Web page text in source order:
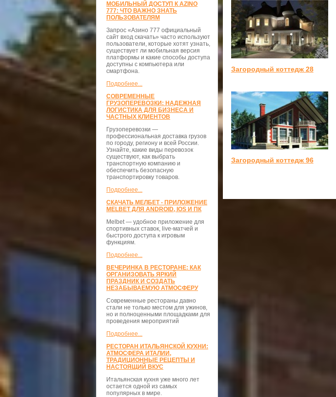
МОБИЛЬНЫЙ ДОСТУП К AZINO
777: ЧТО ВАЖНО ЗНАТЬ
ПОЛЬЗОВАТЕЛЯМ
Запрос «Азино 777 официальный
сайт вход скачать» часто используют
пользователи, которые хотят узнать,
существует ли мобильная версия
платформы и какие способы доступа
доступны с компьютера или
смартфона.
Подробнее...
СОВРЕМЕННЫЕ
ГРУЗОПЕРЕВОЗКИ: НАДЕЖНАЯ
ЛОГИСТИКА ДЛЯ БИЗНЕСА И
ЧАСТНЫХ КЛИЕНТОВ
Грузоперевозки —
профессиональная доставка грузов
по городу, региону и всей России.
Узнайте, какие виды перевозок
существуют, как выбрать
транспортную компанию и
обеспечить безопасную
транспортировку товаров.
Подробнее...
СКАЧАТЬ МЕЛБЕТ - ПРИЛОЖЕНИЕ
MELBET ДЛЯ ANDROID, IOS И ПК
Melbet — удобное приложение для
спортивных ставок, live-матчей и
быстрого доступа к игровым
функциям.
Подробнее...
ВЕЧЕРИНКА В РЕСТОРАНЕ: КАК
ОРГАНИЗОВАТЬ ЯРКИЙ
ПРАЗДНИК И СОЗДАТЬ
НЕЗАБЫВАЕМУЮ АТМОСФЕРУ
Современные рестораны давно
стали не только местом для ужинов,
но и полноценными площадками для
проведения мероприятий
Подробнее...
РЕСТОРАН ИТАЛЬЯНСКОЙ КУХНИ:
АТМОСФЕРА ИТАЛИИ,
ТРАДИЦИОННЫЕ РЕЦЕПТЫ И
НАСТОЯЩИЙ ВКУС
Итальянская кухня уже много лет
остается одной из самых
популярных в мире.
Загородный коттедж 28
Загородный коттедж 96